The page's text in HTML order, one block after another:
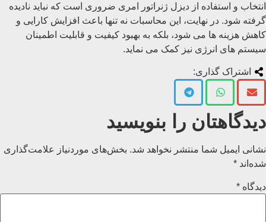
انتخاب و استفاده از دیزل ژنراتور امری ضروری است که نباید نادیده
گرفته شود. در نهایت، این محاسبات نه تنها باعث افزایش کارایی و
کاهش هزینه ‌ها می ‌شود، بلکه به بهبود کیفیت و قابلیت اطمینان
سیستم ‌های انرژی نیز کمک می نماید.
اشتراک گذاری:
دیدگاهتان را بنویسید
نشانی ایمیل شما منتشر نخواهد شد. بخش‌های موردنیاز علامت‌گذاری
شده‌اند *
دیدگاه *